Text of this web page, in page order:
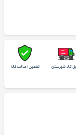
کالا شهرستان تضمین اصالت کالا